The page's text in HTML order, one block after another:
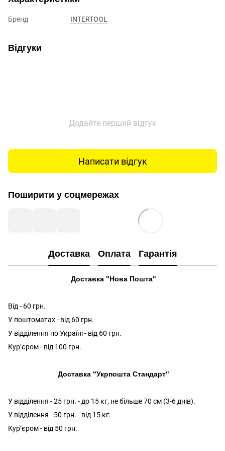
Бренд INTERTOOL
Відгуки
Додайте перший відгук
Написати відгук
Поширити у соцмережах
Доставка Оплата Гарантія
Доставка "Нова Пошта"
Від - 60 грн.
У поштоматах - від 60 грн.
У відділення по Україні - від 60 грн.
Кур’єром - від 100 грн.
Доставка "Укрпошта Стандарт"
У відділення - 25 грн. - до 15 кг, не більше 70 см (3-6 днів).
У відділення - 50 грн. - від 15 кг.
Кур’єром - від 50 грн.